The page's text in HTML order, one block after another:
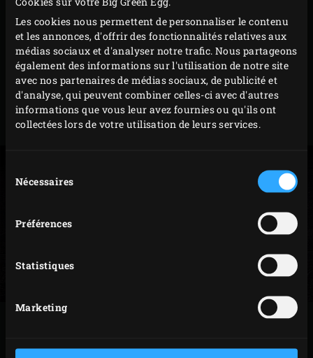
Les cookies nous permettent de personnaliser le contenu
et les annonces, d'offrir des fonctionnalités relatives aux
médias sociaux et d'analyser notre trafic. Nous partageons
également des informations sur l'utilisation de notre site
avec nos partenaires de médias sociaux, de publicité et
d'analyse, qui peuvent combiner celles-ci avec d'autres
informations que vous leur avez fournies ou qu'ils ont
collectées lors de votre utilisation de leurs services.
duNécessaires
Préférences
Statistiques
Marketing
CONSEIL
Vous souhaitez servir les salsifis confits en
accompagnement ducarré de chevreuil? Dans ce cas,
faites d’abord confire les légumes. Il vous suffira ainsi de
mettre les salsifis à rissoler pendant que le carré de
chevreuil repose.